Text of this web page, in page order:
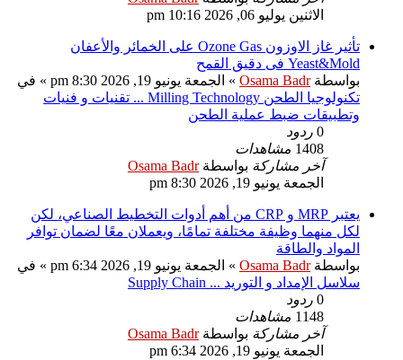
الاثنين يوليو 06, 2026 10:16 pm
تأثير غاز الاوزون Ozone Gas على الخمائر والأعفان
Yeast&Mold فى دقيق القمح
بواسطةOsama Badr
» الجمعة يونيو 19, 2026 8:30 pm
» في
تكنولوجيا الطحن Milling Technology ... تقنيات و فنيات
وتطبيقات ضبط عملية الطحن
0 ردود
1408 مشاهدات
آخر مشاركة بواسطةOsama Badr
الجمعة يونيو 19, 2026 8:30 pm
يعتبر MRP و CRP من أهم أدوات التخطيط الصناعي، لكن
لكل منهما وظيفة مختلفة تمامًا، ويعملان معًا لضمان توافر
المواد والطاقة
بواسطةOsama Badr
» الجمعة يونيو 19, 2026 6:34 pm
» في
سلاسل الإمداد و التوريد ... Supply Chain
0 ردود
1148 مشاهدات
آخر مشاركة بواسطةOsama Badr
الجمعة يونيو 19, 2026 6:34 pm